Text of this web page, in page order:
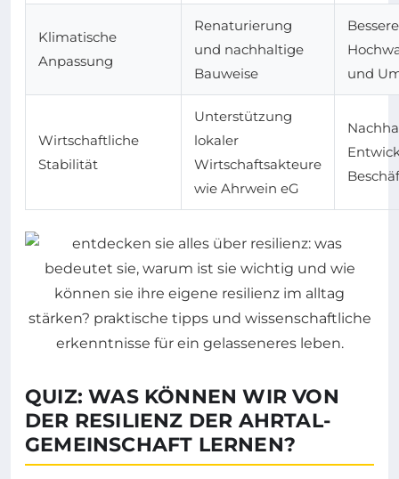
Klimatische
Anpassung
Renaturierung
und nachhaltige
Bauweise
Bessere
und
Wirtschaftliche
Stabilität
Unterstützung
lokaler
Wirtschaftsakteure
wie Ahrwein eG
QUIZ: WAS KÖNNEN WIR VON
DER RESILIENZ DER AHRTAL-
GEMEINSCHAFT LERNEN?